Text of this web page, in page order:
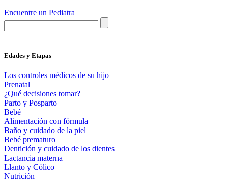
Encuentre un Pediatra
Edades y Etapas
Los controles médicos de su hijo
Prenatal
¿Qué decisiones tomar?
Parto y Posparto
Bebé
Alimentación con fórmula
Baño y cuidado de la piel
Bebé prematuro
Dentición y cuidado de los dientes
Lactancia materna
Llanto y Cólico
Nutrición